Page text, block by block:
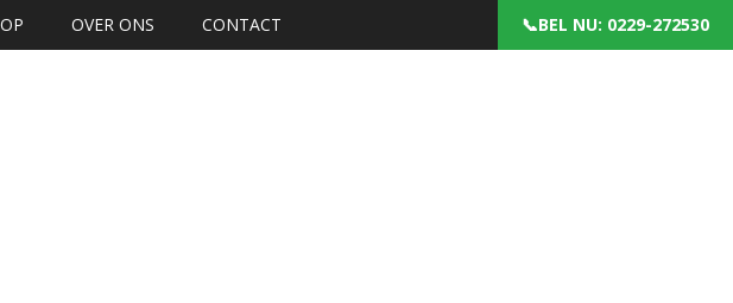
OVER ONS CONTACT : 0229-272530